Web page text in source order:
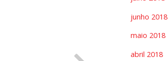
junho 2018
maio 2018
abril 2018